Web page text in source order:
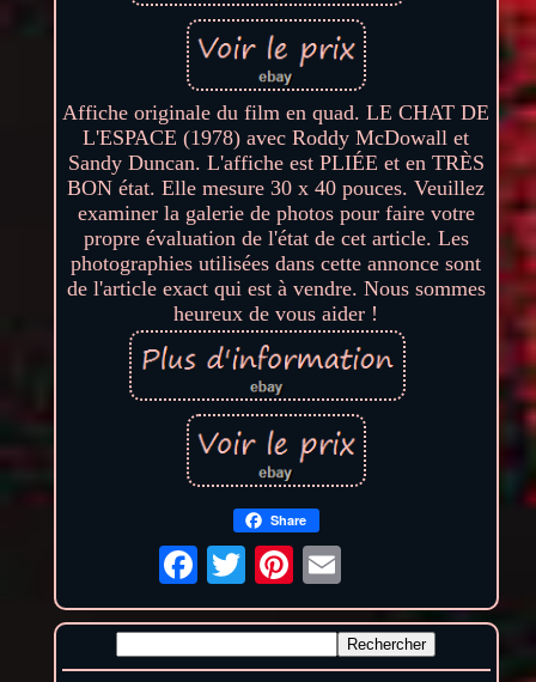
Affiche originale du film en quad. LE CHAT DE
L'ESPACE (1978) avec Roddy McDowall et
Sandy Duncan. L'affiche est PLIÉE et en TRÈS
BON état. Elle mesure 30 x 40 pouces. Veuillez
examiner la galerie de photos pour faire votre
propre évaluation de l'état de cet article. Les
photographies utilisées dans cette annonce sont
de l'article exact qui est à vendre. Nous sommes
heureux de vous aider !
Share